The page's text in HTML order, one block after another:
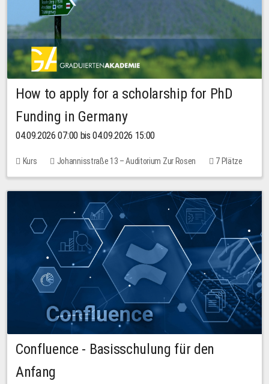
How to apply for a scholarship for PhD
Funding in Germany
04.09.2026 07:00 bis 04.09.2026 15:00
Kurs Johannisstraße 13 – Auditorium Zur Rosen
7 Plätze
10,00 EUR
Confluence - Basisschulung für den
Anfang